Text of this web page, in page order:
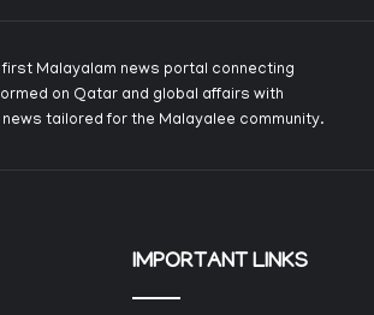
Malayalam news portal connecting
on Qatar and global affairs with
tailored for the Malayalee community.
IMPORTANT LINKS